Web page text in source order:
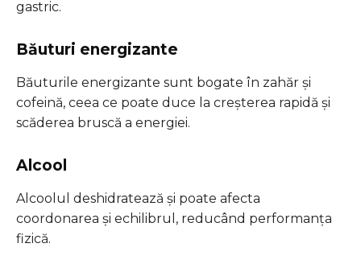
gastric.
Băuturi energizante
Băuturile energizante sunt bogate în zahăr și
cofeină, ceea ce poate duce la creșterea rapidă și
scăderea bruscă a energiei.
Alcool
Alcoolul deshidratează și poate afecta
coordonarea și echilibrul, reducând performanța
fizică.